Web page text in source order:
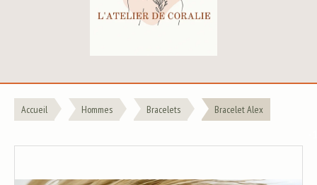
Accueil Hommes Bracelets Bracelet Alex